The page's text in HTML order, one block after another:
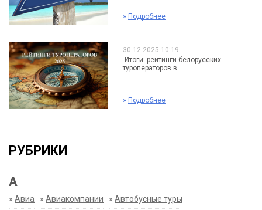
» Подробнее
30.12.2025 10:19
Итоги: рейтинги белорусских
туроператоров в...
» Подробнее
РУБРИКИ
А
» Авиа » Авиакомпании » Автобусные туры